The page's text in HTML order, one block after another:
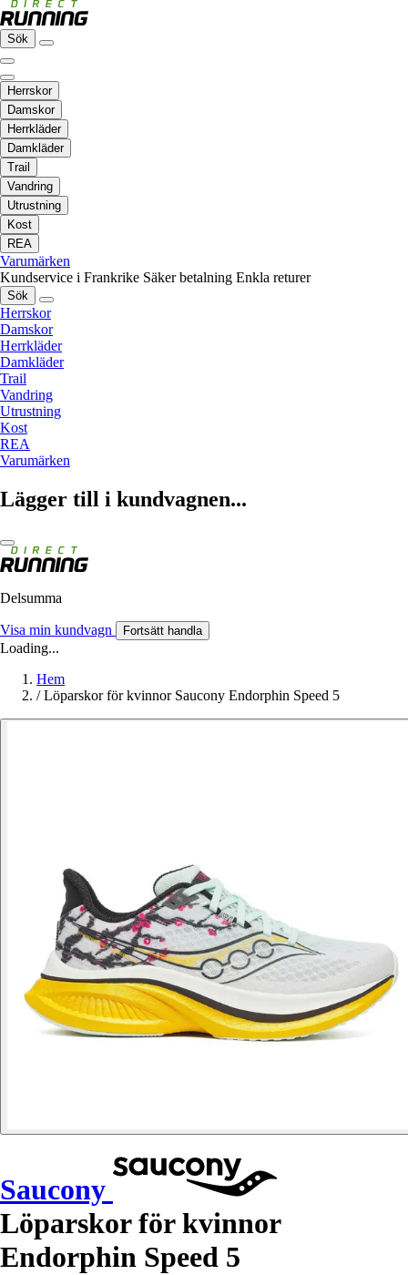
Sök
Herrskor
Damskor
Herrkläder
Damkläder
Trail
Vandring
Utrustning
Kost
REA
Varumärken
Kundservice i Frankrike Säker betalning Enkla returer
Sök
Herrskor
Damskor
Herrkläder
Damkläder
Trail
Vandring
Utrustning
Kost
REA
Varumärken
Lägger till i kundvagnen...
Delsumma
Visa min kundvagn Fortsätt handla
Loading...
Hem
/ Löparskor för kvinnor Saucony Endorphin Speed 5
Saucony
Löparskor för kvinnor
Endorphin Speed 5